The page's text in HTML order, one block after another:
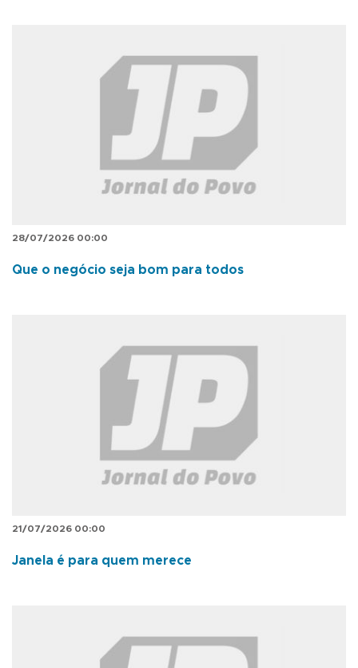
28/07/2026 00:00
Que o negócio seja bom para todos
21/07/2026 00:00
Janela é para quem merece